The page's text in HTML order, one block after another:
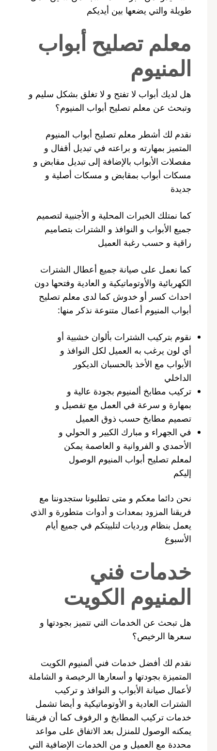
طويلة والتي يضعها بين أيديكم
معلم تصليح أبواب
المنيوم
هل لديك أبواب لا تفتح و لا تغلق بشكل سليم و
وتبحث عن معلم تصليح أبواب المنيوم؟
نقدم لك أشطر معلم تصليح أبواب المنيوم
المتميز بمهارته و براعته في تبديل أقفال و
مفصلات الأبواب بالإضافة إلى تبديل مقابض و
مسكات أبواب بمقابض و مسكات أصلية و
جديدة
كما نمتلك الخبرات المحلية و الأجنبية لتصميم
جميع الأبواب و النوافذ و الشترات بتصاميم
راقية و حسب رغبة العميل
كما نعمل على صيانة جميع أعطال الشترات
الكهربائية والأوتوماتيكية و العادية وفتحها دون
احداث كسر أو خدوش كما لدى معلم تصليح
أبواب المنيوم أعمال متنوعة نذكر منها:
نقوم بتركيب الشترات بألوان خشبية أو
أي لون يرغب به العميل لكل النوافذ و
الأبواب مع الأخذ بالحسبان الديكور
الداخلي
تركيب مطابخ ألمنيوم بجودة عالية و
بمهارة و سرعة في العمل مع تفصيل و
تصميم مطابخ حسب ذوق العميل
في الجهراء و مبارك الكبير و الحولي و
الأحمدي و الفروانية و العاصمة يمكن
لمعلم تصليح أبواب المنيوم الوصول
إليكم
نحن دائما معكم و متى تطلبونا ستجدوننا مع
فريقنا المزود بمعدات و أدوات متطورة و الذي
يعمل بنظام ورديات لتلبيتكم في جميع أيام
الأسبوع
خدمات فني
المنيوم الكويت
هل تبحث عن الخدمات التي تتميز بجودتها و
سعرها الرخيص؟
نقدم لك أفضل خدمات فني ألمنيوم الكويت
المتميزة بجودتها و أسعارها الرخيصة و الشاملة
لأعمال صيانة الأبواب و النوافذ و تركيب
الشترات العادية و الأوتوماتيكية و أيضا تشمل
خدمات تركيب المطابخ و الرفوف كما أن فريقنا
يمكنه الوصول للمنزل بعد الاتفاق على مواعد
محددة مع العميل و من الخدمات الإضافية التي